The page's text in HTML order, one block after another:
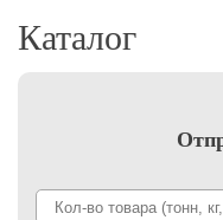
Каталог